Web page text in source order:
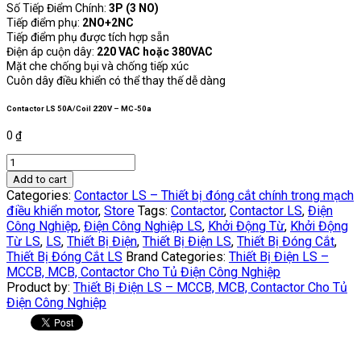
Số Tiếp Điểm Chính: 3P (3 NO)
Tiếp điểm phụ: 2NO+2NC
Tiếp điểm phụ được tích hợp sẵn
Điện áp cuộn dây: 220 VAC hoặc 380VAC
Mặt che chống bụi và chống tiếp xúc
Cuôn dây điều khiển có thể thay thế dễ dàng
Contactor LS 50A/Coil 220V – MC-50a
0 ₫
Contactor
LS
50A/Coil
220V
-
MC-
50a
quantity
Add to cart
Categories: Contactor LS – Thiết bị đóng cắt chính trong mạch
điều khiển motor, Store Tags: Contactor, Contactor LS, Điện
Công Nghiệp, Điện Công Nghiệp LS, Khởi Động Từ, Khởi Động
Từ LS, LS, Thiết Bị Điện, Thiết Bị Điện LS, Thiết Bị Đóng Cắt,
Thiết Bị Đóng Cắt LS Brand Categories: Thiết Bị Điện LS –
MCCB, MCB, Contactor Cho Tủ Điện Công Nghiệp
Product by: Thiết Bị Điện LS – MCCB, MCB, Contactor Cho Tủ
Điện Công Nghiệp